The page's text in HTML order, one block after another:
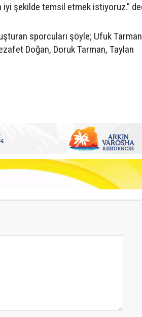
şekilde temsil etmek istiyoruz."
sporcuları şöyle; Ufuk
Doğan, Doruk Tarman, Taylan